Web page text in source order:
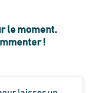
le moment.
!